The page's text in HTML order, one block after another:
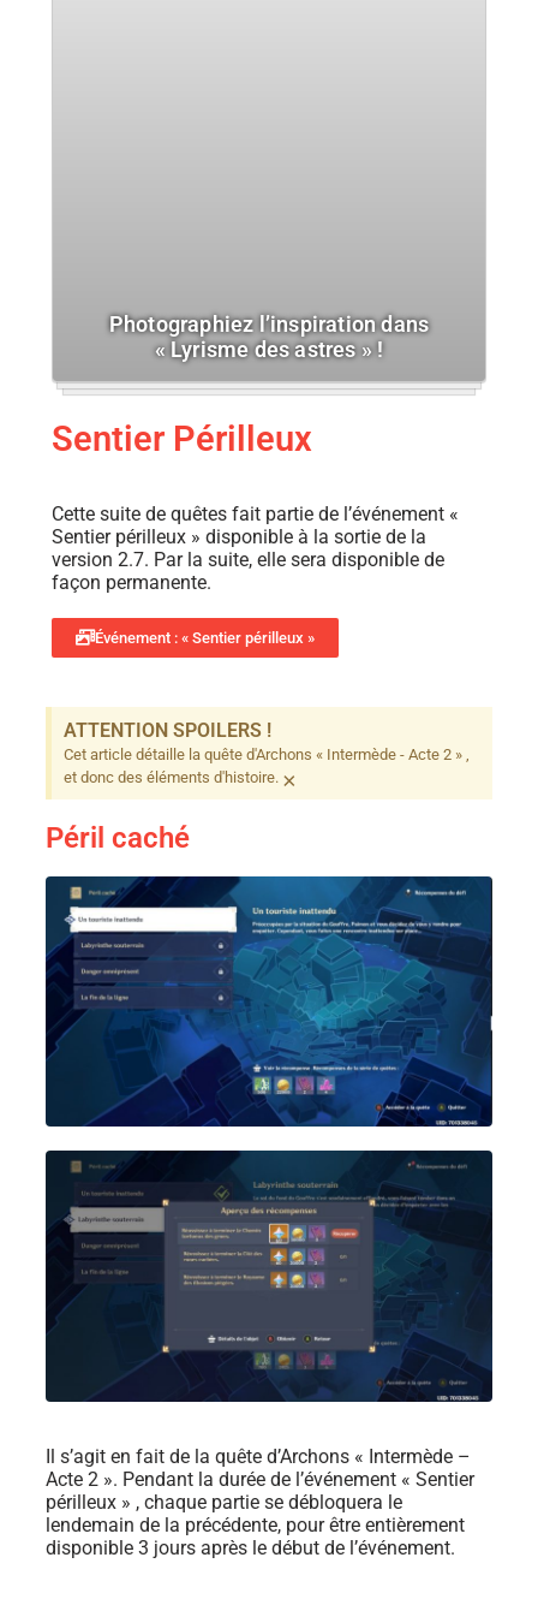
Photographiez l’inspiration dans
« Lyrisme des astres » !
Sentier Périlleux
Cette suite de quêtes fait partie de l’événement «
Sentier périlleux » disponible à la sortie de la
version 2.7. Par la suite, elle sera disponible de
façon permanente.
Événement : « Sentier périlleux »
ATTENTION SPOILERS !
Cet article détaille la quête d'Archons « Intermède - Acte 2 » ,
et donc des éléments d'histoire. ×
Péril caché
Il s’agit en fait de la quête d’Archons « Intermède –
Acte 2 ». Pendant la durée de l’événement « Sentier
périlleux » , chaque partie se débloquera le
lendemain de la précédente, pour être entièrement
disponible 3 jours après le début de l’événement.